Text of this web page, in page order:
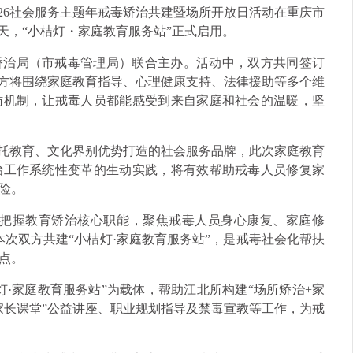
社会服务主题年戒毒矫治共建暨场所开放日活动在重庆市
“小桔灯・家庭教育服务站”正式启用。
局（市戒毒管理局）联合主办。活动中，双方共同签订
将围绕家庭教育指导、心理健康支持、法律援助等多个维
制，让戒毒人员都能感受到来自家庭和社会的温暖，坚
教育、文化界别优势打造的社会服务品牌，此次家庭教育
作系统性变革的生动实践，将有效帮助戒毒人员修复家
。
握教育矫治核心职能，聚焦戒毒人员身心康复、家庭修
双方共建“小桔灯·家庭教育服务站”，是戒毒社会化帮扶
。
家庭教育服务站”为载体，帮助江北所构建“场所矫治+家
课堂”公益讲座、职业规划指导及禁毒宣教等工作，为戒